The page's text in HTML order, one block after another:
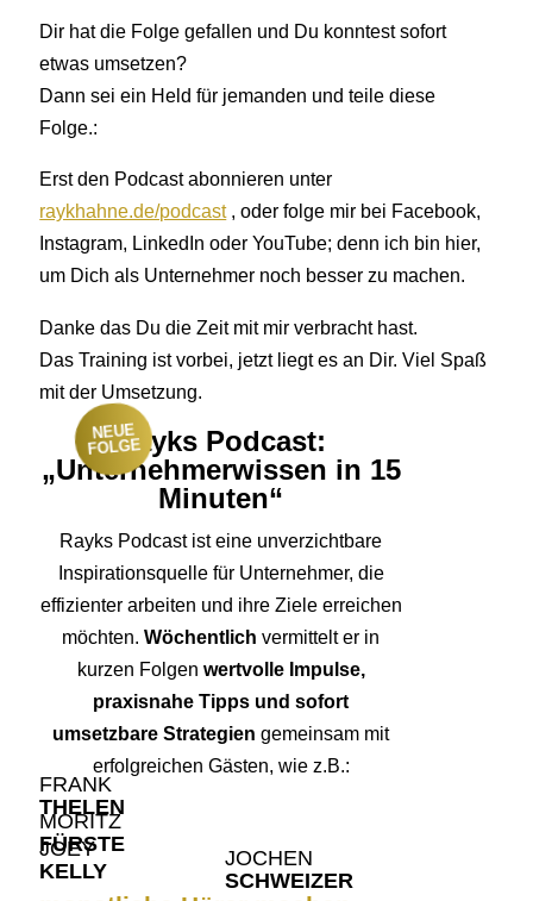
Dir hat die Folge gefallen und Du konntest sofort
etwas umsetzen?
Dann sei ein Held für jemanden und teile diese
Folge.:
Erst den Podcast abonnieren unter
raykhahne.de/podcast, oder folge mir bei Facebook,
Instagram, LinkedIn oder YouTube; denn ich bin hier,
um Dich als Unternehmer noch besser zu machen.
Danke das Du die Zeit mit mir verbracht hast.
Das Training ist vorbei, jetzt liegt es an Dir. Viel Spaß
mit der Umsetzung.
Rayks Podcast:
„Unternehmerwissen in 15
Minuten“
NEUE
FOLGE
Rayks Podcast ist eine unverzichtbare
Inspirationsquelle für Unternehmer, die
effizienter arbeiten und ihre Ziele erreichen
möchten.Wöchentlich vermittelt er in
kurzen Folgen wertvolle Impulse,
praxisnahe Tipps und sofort
umsetzbare Strategien gemeinsam mit
erfolgreichen Gästen, wie z.B.:
FRANK
THELEN
MORITZ
FÜRSTE
JOEY
KELLY
JOCHEN
SCHWEIZER